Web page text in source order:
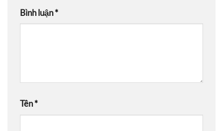
Bình luận*
Tên*